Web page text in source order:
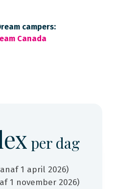
campers:
Canada
per dag
1 april 2026)
1 november 2026)